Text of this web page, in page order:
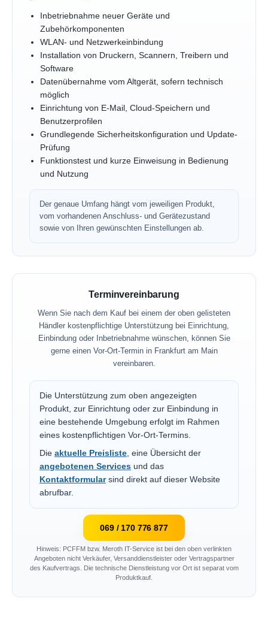
Inbetriebnahme neuer Geräte und
Zubehörkomponenten
WLAN- und Netzwerkeinbindung
Installation von Druckern, Scannern, Treibern und
Software
Datenübernahme vom Altgerät, sofern technisch
möglich
Einrichtung von E-Mail, Cloud-Speichern und
Benutzerprofilen
Grundlegende Sicherheitskonfiguration und Update-
Prüfung
Funktionstest und kurze Einweisung in Bedienung
und Nutzung
Der genaue Umfang hängt vom jeweiligen Produkt,
vom vorhandenen Anschluss- und Gerätezustand
sowie von Ihren gewünschten Einstellungen ab.
Terminvereinbarung
Wenn Sie nach dem Kauf bei einem der oben gelisteten
Händler kostenpflichtige Unterstützung bei Einrichtung,
Einbindung oder Inbetriebnahme wünschen, können Sie
gerne einen Vor-Ort-Termin in Frankfurt am Main
vereinbaren.
Die Unterstützung zum oben angezeigten
Produkt, zur Einrichtung oder zur Einbindung in
eine bestehende Umgebung erfolgt im Rahmen
eines kostenpflichtigen Vor-Ort-Termins.
Die aktuelle Preisliste, eine Übersicht der
angebotenen Services und das
Kontaktformularsind direkt auf dieser Website
abrufbar.
069 / 170 776 877
Hinweis: PCFFM bzw. Meroth IT-Service ist bei den oben verlinkten
Angeboten nicht Verkäufer, Versanddienstleister oder Vertragspartner
des Kaufvertrags. Die technische Dienstleistung vor Ort ist separat vom
Produktkauf.